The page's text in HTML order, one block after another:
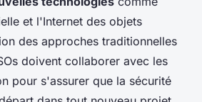
et l'Internet des objets
des approches traditionnelles
doivent collaborer avec les
pour s'assurer que la sécurité